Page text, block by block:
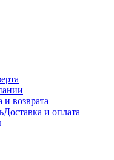
и возврата
Доставка и оплата